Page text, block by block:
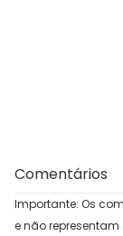
Comentários
Importante: Os
e não